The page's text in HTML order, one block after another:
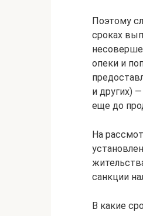
Поэтому
сроках
опеки и
и других)
еще до
На
санкции
В какие